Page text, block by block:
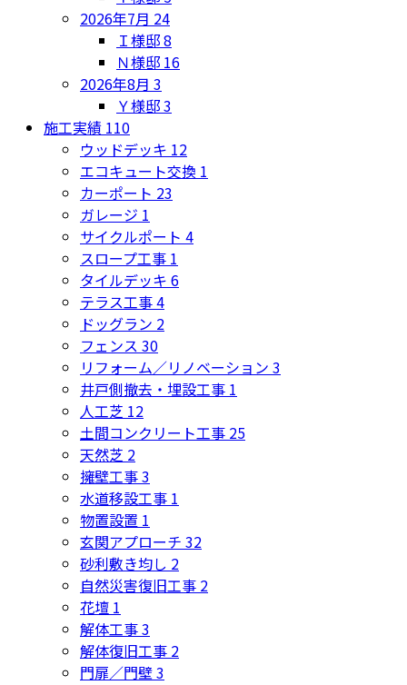
2026年7月 24
Ｉ様邸8
Ｎ様邸 16
2026年8月 3
Ｙ様邸3
施工実績 110
ウッドデッキ 12
エコキュート交換 1
カーポート 23
ガレージ 1
サイクルポート 4
スロープ工事 1
タイルデッキ 6
テラス工事4
ドッグラン 2
フェンス 30
リフォーム／リノベーション 3
井戸側撤去・埋設工事 1
人工芝 12
土間コンクリート工事 25
天然芝 2
擁壁工事3
水道移設工事 1
物置設置 1
玄関アプローチ 32
砂利敷き均し 2
自然災害復旧工事 2
花壇 1
解体工事3
解体復旧工事 2
門扉／門壁3